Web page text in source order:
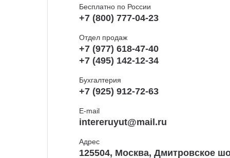
Бесплатно по России
+7 (800) 777-04-23
Отдел продаж
+7 (977) 618-47-40
+7 (495) 142-12-34
Бухгалтерия
+7 (925) 912-72-63
E-mail
intereruyut@mail.ru
Адрес
125504, Москва, Дмитровское